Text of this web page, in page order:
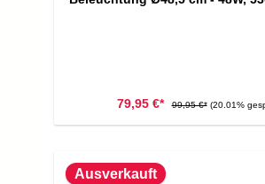
79,95 €* 99,95 €* (20.01%
Ausverkauft